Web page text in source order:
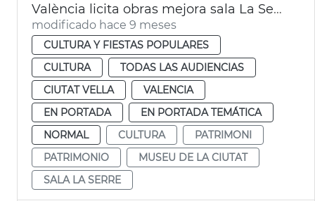
València licita obras mejora sala La Serre Museu de la Ciutat
modificado hace 9 meses
CULTURA Y FIESTAS POPULARES
CULTURA
TODAS LAS AUDIENCIAS
CIUTAT VELLA
VALENCIA
EN PORTADA
EN PORTADA TEMÁTICA
NORMAL
CULTURA
PATRIMONI
PATRIMONIO
MUSEU DE LA CIUTAT
SALA LA SERRE